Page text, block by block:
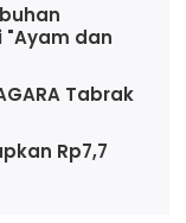
dan
Tabrak
Rp7,7